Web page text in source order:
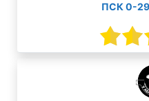
ПСК 0-